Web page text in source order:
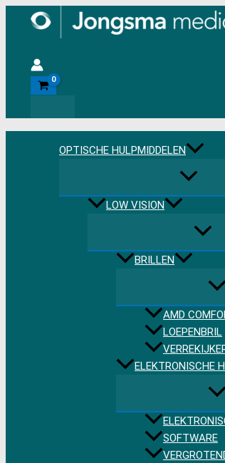
inhoud
OPTISCHE HULPMIDDELEN
LOW VISION
BRILLEN
AMD
LOEPENBRIL
ELEKTRONISCHE
SOFTWARE